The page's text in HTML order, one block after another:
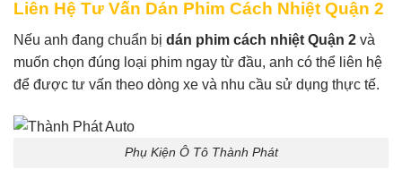
Liên Hệ Tư Vấn Dán Phim Cách Nhiệt Quận 2
Nếu anh đang chuẩn bị dán phim cách nhiệt Quận 2 và
muốn chọn đúng loại phim ngay từ đầu, anh có thể liên hệ
để được tư vấn theo dòng xe và nhu cầu sử dụng thực tế.
Phụ Kiện Ô Tô Thành Phát